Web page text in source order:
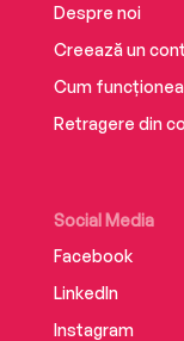
Despre noi
Creează un cont
Cum
Retragere din
Social Media
Facebook
LinkedIn
Instagram